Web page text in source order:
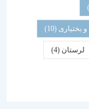
(10)
(4)